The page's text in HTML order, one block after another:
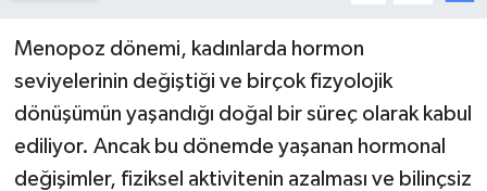
Menopoz dönemi, kadınlarda hormon
seviyelerinin değiştiği ve birçok fizyolojik
dönüşümün yaşandığı doğal bir süreç olarak kabul
ediliyor. Ancak bu dönemde yaşanan hormonal
değişimler, fiziksel aktivitenin azalması ve bilinçsiz
Hisarcık
Köşe Yazıları